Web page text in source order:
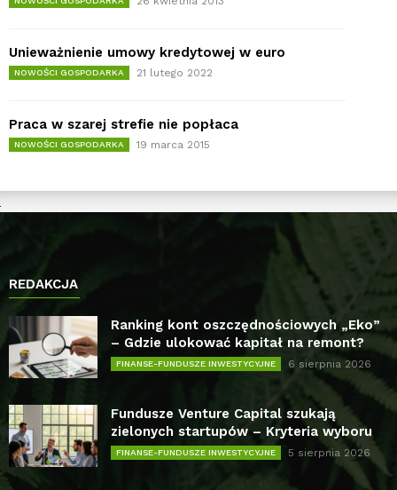
Unieważnienie umowy kredytowej w euro
NOWOŚCI GOSPODARKA 21 lutego 2022
Praca w szarej strefie nie popłaca
NOWOŚCI GOSPODARKA 19 marca 2015
REDAKCJA
Ranking kont oszczędnościowych „Eko”
– Gdzie ulokować kapitał na remont?
FINANSE-FUNDUSZE INWESTYCYJNE 6 sierpnia 2026
Fundusze Venture Capital szukają
zielonych startupów – Kryteria wyboru
FINANSE-FUNDUSZE INWESTYCYJNE 5 sierpnia 2026